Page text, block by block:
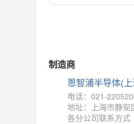
MAX14760
M74HC4852 (意法-
相同功能 相似度 52%
制造商
恩智浦半导体(
电话：021-
地址：上海市静安
各分公司联系方式